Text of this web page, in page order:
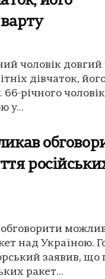
чоловік довгий
дівчаток,
річного
у...
над Україною.
заявив, що
ракет...